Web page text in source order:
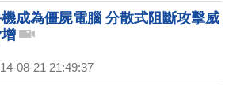
成為僵屍電腦 分散式阻斷攻擊威
08-21 21:49:37